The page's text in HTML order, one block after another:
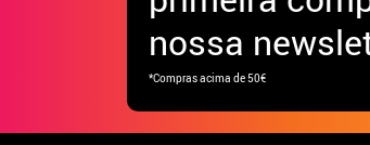
nossa
*Compras acima de 50€